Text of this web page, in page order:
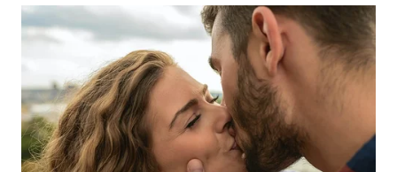
WN
INDRAMAYU
WN
KUNINGAN
WN
MAJALENGKA